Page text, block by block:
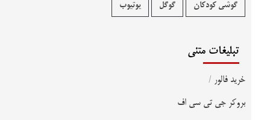
گوشی کودکان گوگل یوتیوب
تبلیغات متنی
خرید فالور /
بروکر جی تی سی اف